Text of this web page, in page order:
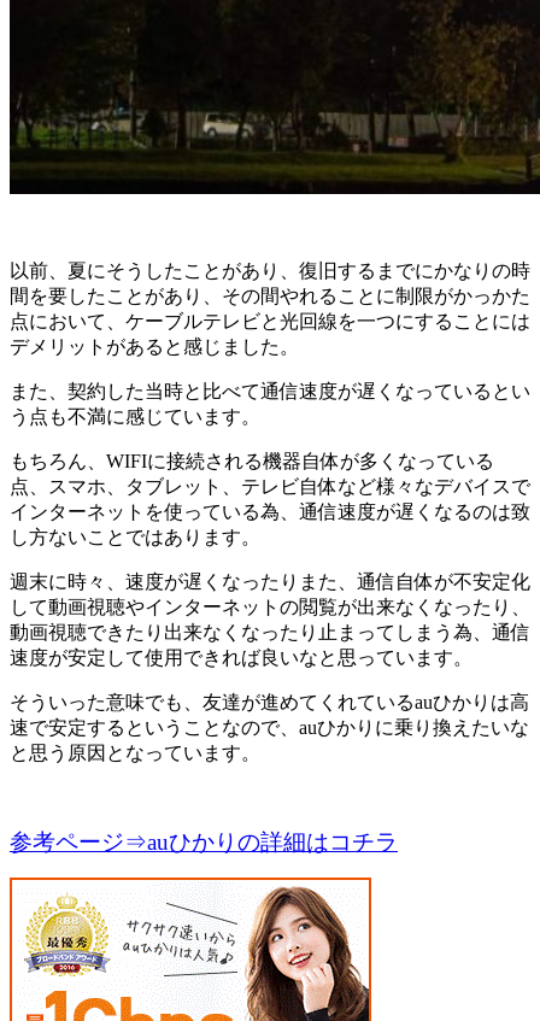
以前、夏にそうしたことがあり、復旧するまでにかなりの時
間を要したことがあり、その間やれることに制限がかっかた
点において、ケーブルテレビと光回線を一つにすることには
デメリットがあると感じました。
また、契約した当時と比べて通信速度が遅くなっているとい
う点も不満に感じています。
もちろん、WIFIに接続される機器自体が多くなっている
点、スマホ、タブレット、テレビ自体など様々なデバイスで
インターネットを使っている為、通信速度が遅くなるのは致
し方ないことではあります。
週末に時々、速度が遅くなったりまた、通信自体が不安定化
して動画視聴やインターネットの閲覧が出来なくなったり、
動画視聴できたり出来なくなったり止まってしまう為、通信
速度が安定して使用できれば良いなと思っています。
そういった意味でも、友達が進めてくれているauひかりは高
速で安定するということなので、auひかりに乗り換えたいな
と思う原因となっています。
参考ページ⇒auひかりの詳細はコチラ